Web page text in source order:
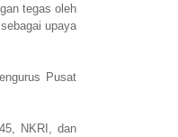
tegas oleh
upaya
Pusat
NKRI, dan